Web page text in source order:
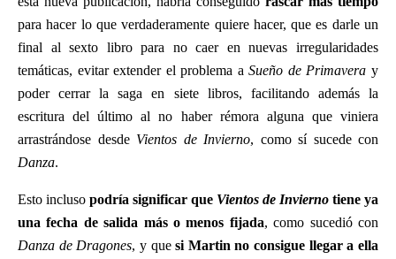
para hacer lo que verdaderamente quiere hacer, que es darle un
final al sexto libro para no caer en nuevas irregularidades
temáticas, evitar extender el problema aSueño de Primavera y
poder cerrar la saga en siete libros, facilitando además la
escritura del último al no haber rémora alguna que viniera
arrastrándose desde Vientos de Invierno, como sí sucede con
Danza.
Esto incluso podría significar que Vientos de Invierno tiene ya
una fecha de salida más o menos fijada, como sucedió con
Danza de Dragones, y quesi Martin no consigue llegar a ella